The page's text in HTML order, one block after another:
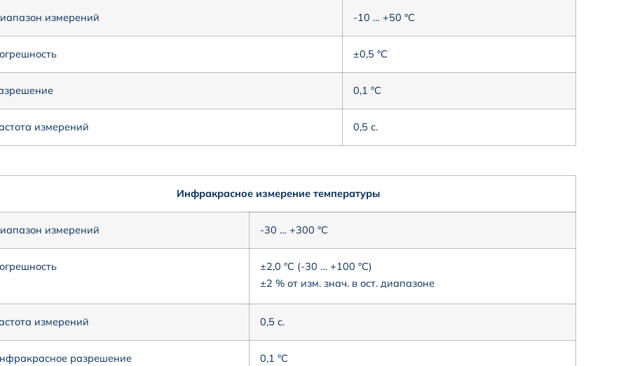
измерений -10 … +50 °C
±0,5 °C
0,1 °C
измерений 0,5 с.
Инфракрасное измерение температуры
измерений -30 … +300 °C
±2,0 °C (-30 … +100 °C)
±2 % от изм. знач. в ост. диапазоне
измерений 0,5 с.
разрешение 0,1 °C